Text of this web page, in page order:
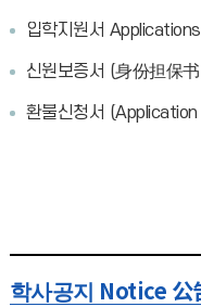
입학지원서
신원보증서 (身份担保
환불신청서
학사공지 Notice 公